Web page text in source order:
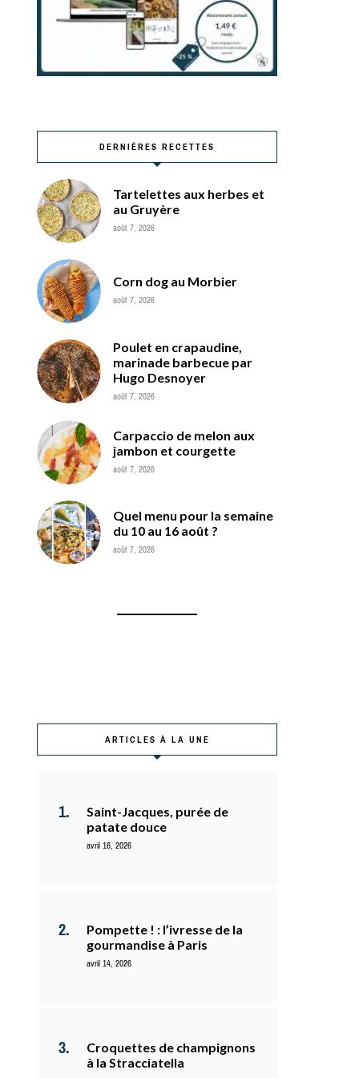
DERNIÈRES RECETTES
Tartelettes aux herbes et
au Gruyère
août 7, 2026
Corn dog au Morbier
août 7, 2026
Poulet en crapaudine,
marinade barbecue par
Hugo Desnoyer
août 7, 2026
Carpaccio de melon aux
jambon et courgette
août 7, 2026
Quel menu pour la semaine
du 10 au 16 août ?
août 7, 2026
ARTICLES À LA UNE
Saint-Jacques, purée de
patate douce
avril 16, 2026
Pompette ! : l’ivresse de la
gourmandise à Paris
avril 14, 2026
Croquettes de champignons
à la Stracciatella